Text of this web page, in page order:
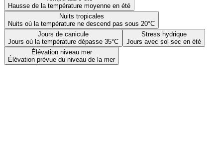
Hausse de la température moyenne en été
Nuits tropicales
Nuits où la température ne descend pas sous 20°C
Jours de canicule
Jours où la température dépasse 35°C
Stress hydrique
Jours avec sol sec en été
Élévation niveau mer
Élévation prévue du niveau de la mer